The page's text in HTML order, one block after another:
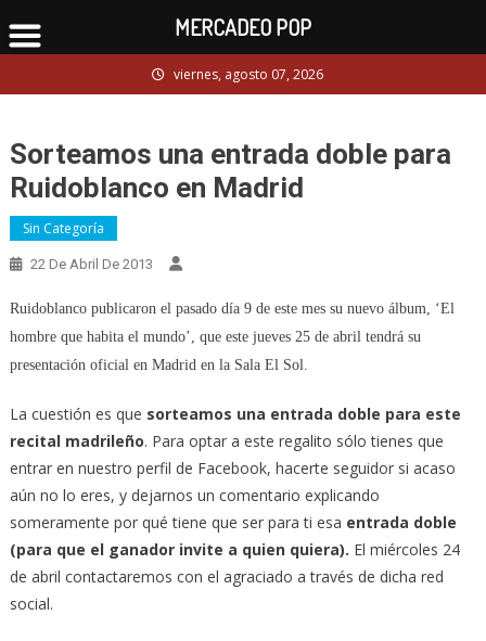
to
viernes, agosto 07, 2026
Sorteamos una entrada doble para
Ruidoblanco en Madrid
Sin Categoría
22 De Abril De 2013
Ruidoblanco publicaron el pasado día 9 de este mes su nuevo álbum, ‘El
hombre que habita el mundo’, que este jueves 25 de abril tendrá su
presentación oficial en Madrid en la Sala El Sol.
La cuestión es que sorteamos una entrada doble para este
recital madrileño. Para optar a este regalito sólo tienes que
entrar en nuestro perfil de Facebook, hacerte seguidor si acaso
aún no lo eres, y dejarnos un comentario explicando
someramente por qué tiene que ser para ti esa entrada doble
(para que el ganador invite a quien quiera). El miércoles 24
de abril contactaremos con el agraciado a través de dicha red
social.
MERCADEO POP